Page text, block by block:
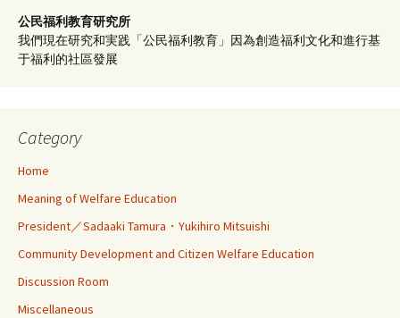
公民福利教育研究所
我們現在研究和実践「公民福利教育」因為創造福利文化和進行基
于福利的社區發展
Category
Home
Meaning of Welfare Education
President／Sadaaki Tamura・Yukihiro Mitsuishi
Community Development and Citizen Welfare Education
Discussion Room
Miscellaneous